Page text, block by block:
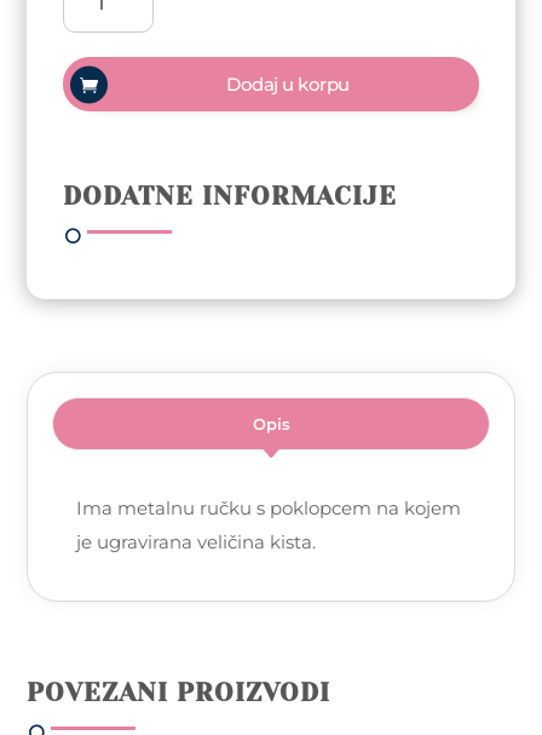
Nails
liner
Skinny
5mm
količina
Dodaj u korpu
DODATNE INFORMACIJE
Opis
Ima metalnu ručku s poklopcem na kojem
je ugravirana veličina kista.
POVEZANI PROIZVODI